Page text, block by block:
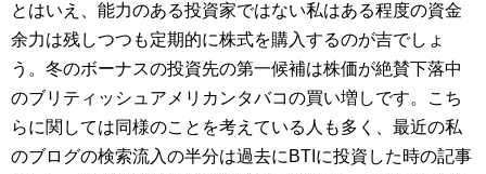
とはいえ、能力のある投資家ではない私はある程度の資金
余力は残しつつも定期的に株式を購入するのが吉でしょ
う。冬のボーナスの投資先の第一候補は株価が絶賛下落中
のブリティッシュアメリカンタバコの買い増しです。こち
らに関しては同様のことを考えている人も多く、最近の私
のブログの検索流入の半分は過去にBTIに投資した時の記事